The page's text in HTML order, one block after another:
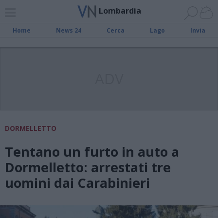
Lombardia
Home News 24 Cerca Lago Invia
DORMELLETTO
Tentano un furto in auto a
Dormelletto: arrestati tre
uomini dai Carabinieri